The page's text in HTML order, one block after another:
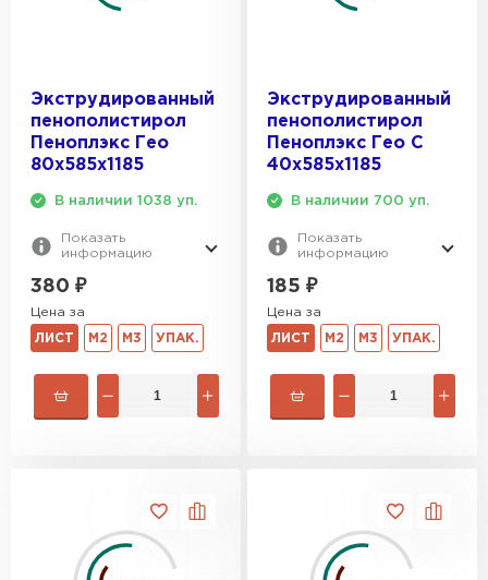
Экструдированный
пенополистирол
Пеноплэкс Гео
80х585х1185
В наличии 1038 уп.
Показать
информацию
380 ₽
Цена за
ЛИСТ М2 М3 УПАК.
Экструдированный
пенополистирол
Пеноплэкс Гео С
40х585х1185
В наличии 700 уп.
Показать
информацию
185 ₽
Цена за
ЛИСТ М2 М3 УПАК.
ПЕРЕЙТИ
Утеплитель Penoplex
Утеплитель Rockwool
ПЕРЕЙТИ
Утеплитель Технониколь